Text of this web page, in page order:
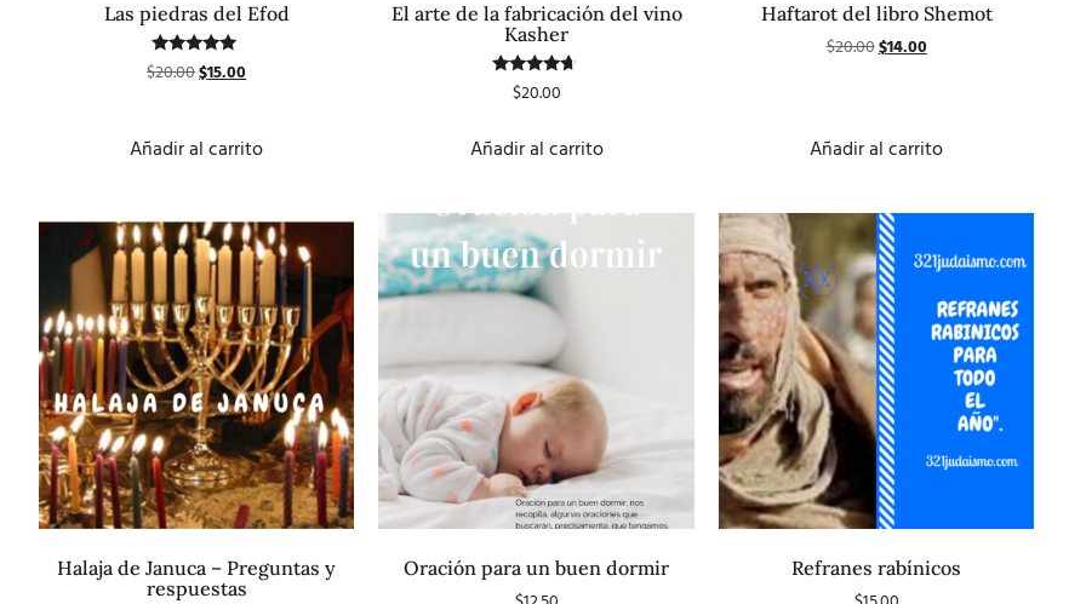
Las piedras del Efod
Valorado
con
$20.00$15.00
Añadir al carrito
El arte de la fabricación del vino
Kasher
Valorado
con
$20.00
Añadir al carrito
Haftarot del libro Shemot
$20.00$14.00
Añadir al carrito
Halaja de Januca – Preguntas y
respuestas
Oración para un buen dormir Refranes rabínicos